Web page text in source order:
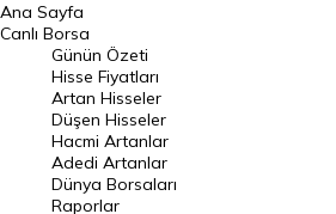
BIST 100 Hisseleri
En Çok Artan Hisseler
En Çok Düşen Hisseler
Hacmi Artanlar
Geçmiş Kapanışlar
Ana Sayfa
Canlı Borsa
Günün Özeti
Hisse Fiyatları
Artan Hisseler
Düşen Hisseler
Hacmi Artanlar
Adedi Artanlar
Dünya Borsaları
Raporlar